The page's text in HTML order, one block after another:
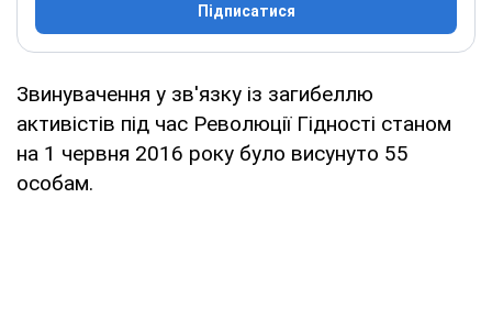
Підписатися
Звинувачення у зв'язку із загибеллю
активістів під час Революції Гідності станом
на 1 червня 2016 року було висунуто 55
особам.